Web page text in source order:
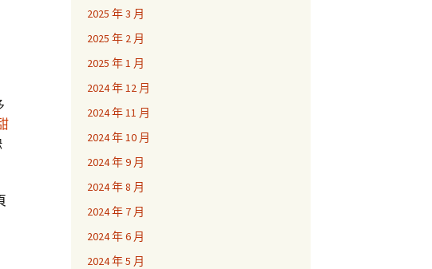
2025 年 3 月
2025 年 2 月
2025 年 1 月
2024 年 12 月
2024 年 11 月
2024 年 10 月
2024 年 9 月
2024 年 8 月
2024 年 7 月
2024 年 6 月
2024 年 5 月